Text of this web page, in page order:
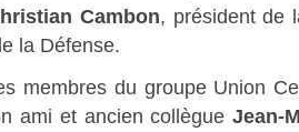
Cambon, président de
la Défense.
membres du groupe Union
ami et ancien collègueJean-